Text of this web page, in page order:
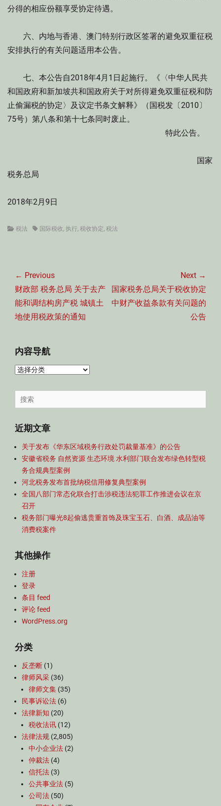
分得的相应份额享受协定待遇。
六、内地与香港、澳门特别行政区签署的避免双重征税
安排执行的有关问题适用本公告。
七、本公告自2018年4月1日起施行。《〈中华人民共
和国政府和新加坡共和国政府关于对所得避免双重征税和防
止偷漏税的协定〉及议定书条文解释》（国税发〔2010〕
75号）第八条和第十七条同时废止。
特此公告。
国家
税务总局
2018年2月9日
Categories
税法 Tags国际税收, 执行, 税收协定, 税法
章
导
航
← Previous
Previous
post:
财政部 税务总局 关于去产
能和调结构房产税 城镇土
地使用税政策的通知
Next →
Next
post:
国家税务总局关于税收协定
中财产收益条款有关问题的
公告
内容导航
内
导
航
Search
for:
近期文章
关于发布《华东区域税务行政处罚裁量基准》的公告
安徽省税务 自然资源 生态环境 水利部门联合发布绿色转型税
务合规典型案例
河北税务发布首批纳税信用修复典型案例
全国八部门常态化联合打击涉税违法犯罪工作推进会议在京
召开
税务部门曝光8起偷逃贵重首饰及珠宝玉石、白酒、成品油等
消费税案件
其他操作
注册
登录
条目 feed
评论 feed
WordPress.org
分类
反垄断 (1)
律师风采 (36)
律师文集 (35)
民事诉讼法 (6)
法律新知 (20)
税收法讯 (12)
法律法规 (2,805)
中小企业法 (2)
仲裁法 (4)
信托法 (3)
公共事业法 (5)
公司法 (50)